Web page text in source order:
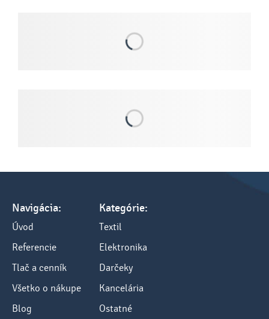
Navigácia:
Úvod
Referencie
Tlač a cenník
Všetko o nákupe
Blog
Kategórie:
Textil
Elektronika
Darčeky
Kancelária
Ostatné